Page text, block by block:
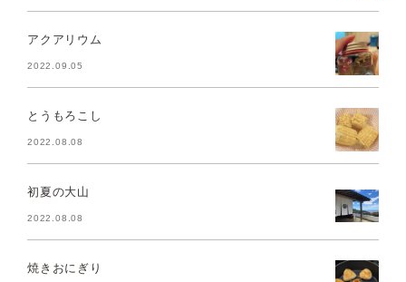
アクアリウム
2022.09.05
とうもろこし
2022.08.08
初夏の大山
2022.08.08
焼きおにぎり